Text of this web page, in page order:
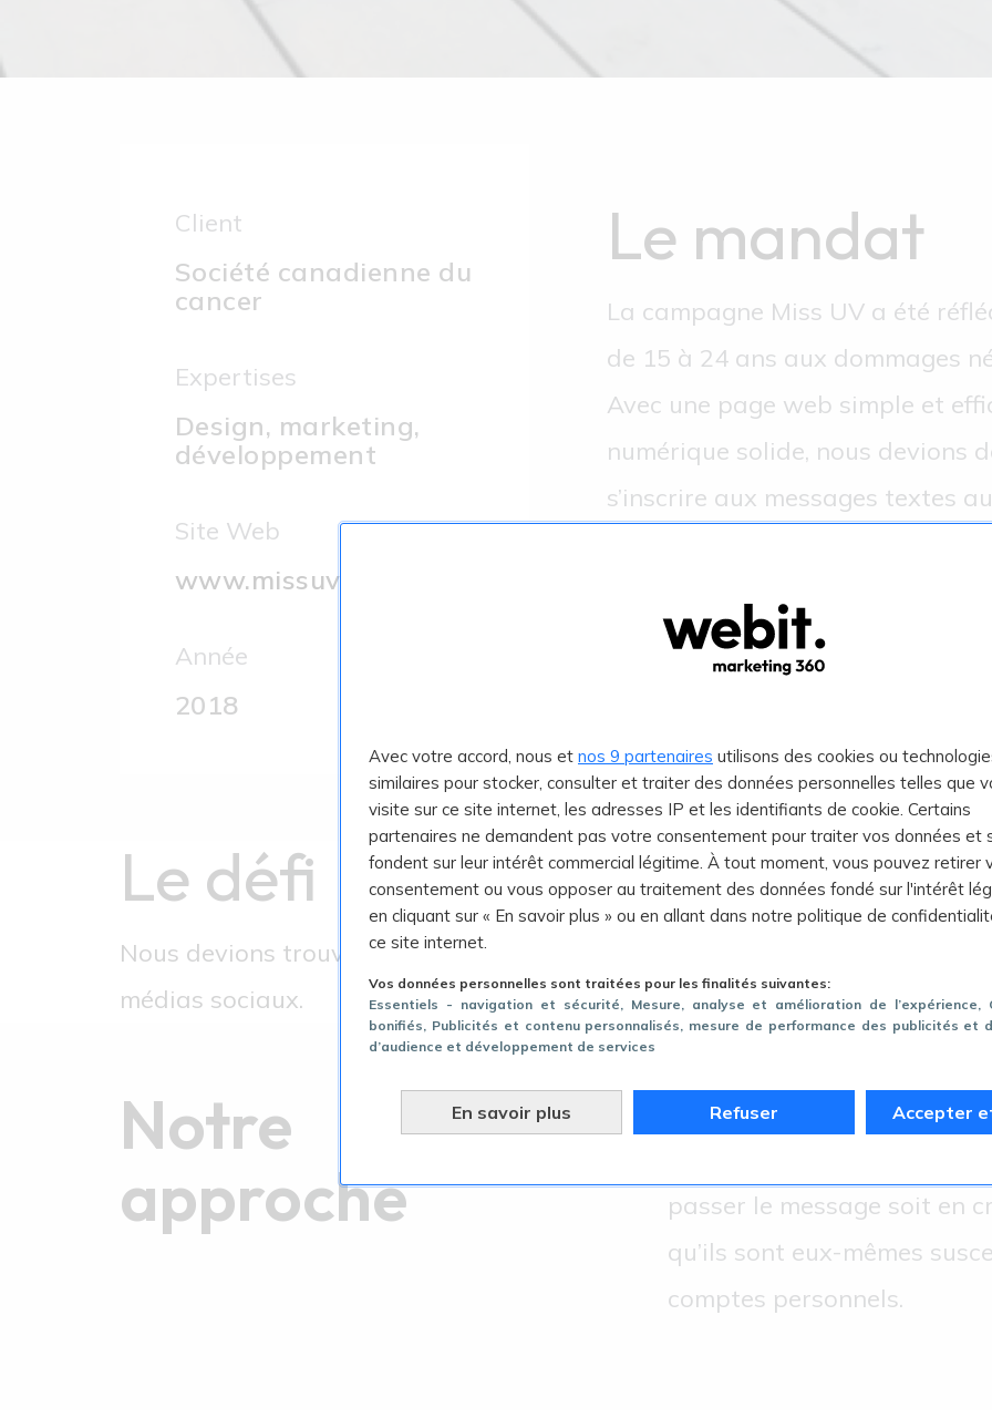
Avec votre accord, nous et nos 9 partenaires utilisons des cookies ou
similaires pour stocker, consulter et traiter des données personnelles telles que
visite sur ce site internet, les adresses IP et les identifiants de cookie. Certains
partenaires ne demandent pas votre consentement pour traiter vos données et
fondent sur leur intérêt commercial légitime. À tout moment, vous pouvez retirer
consentement ou vous opposer au traitement des données fondé sur l'intérêt
en cliquant sur « En savoir plus » ou en allant dans notre politique de
ce site internet.
Vos données personnelles sont traitées pour les finalités suivantes:
Essentiels - navigation et sécurité , Mesure, analyse et amélioration de l’expérience
bonifiés , Publicités et contenu personnalisés, mesure de performance des publicités et
d’audience et développement de services
En savoir plus Refuser Accepter
Client
Société canadienne du
cancer
Expertises
Design, marketing,
développement
Site Web
www.missuv.ca
Année
2018
Le mandat
La campagne Miss UV a été
de 15 à 24 ans aux dommages
Avec une page web simple et
numérique solide, nous devions
s’inscrire aux messages textes
Le défi
Nous devions trouver la meilleure façon de rejoindre notre cible
médias sociaux.
Notre
approche
Nous nous sommes mis
avons opté pour une
passer le message soit en
qu’ils sont eux-mêmes
comptes personnels.